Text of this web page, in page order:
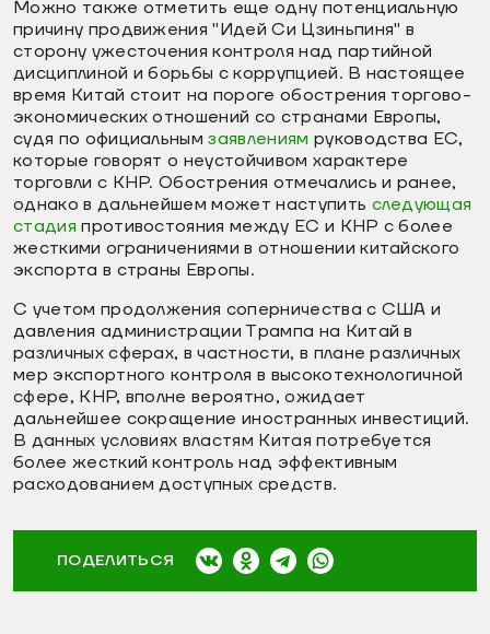
Можно также отметить еще одну потенциальную
причину продвижения "Идей Си Цзиньпиня" в
сторону ужесточения контроля над партийной
дисциплиной и борьбы с коррупцией. В настоящее
время Китай стоит на пороге обострения торгово-
экономических отношений со странами Европы,
судя по официальнымзаявлениям руководства ЕС,
которые говорят о неустойчивом характере
торговли с КНР. Обострения отмечались и ранее,
однако в дальнейшем может наступить следующая
стадия противостояния между ЕС и КНР с более
жесткими ограничениями в отношении китайского
экспорта в страны Европы.
С учетом продолжения соперничества с США и
давления администрации Трампа на Китай в
различных сферах, в частности, в плане различных
мер экспортного контроля в высокотехнологичной
сфере, КНР, вполне вероятно, ожидает
дальнейшее сокращение иностранных инвестиций.
В данных условиях властям Китая потребуется
более жесткий контроль над эффективным
расходованием доступных средств.
ПОДЕЛИТЬСЯ